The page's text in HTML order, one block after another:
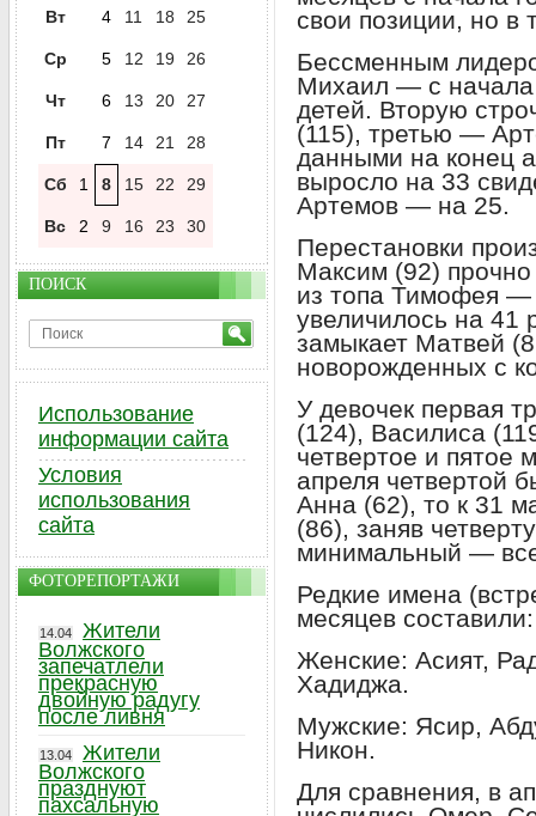
свои позиции, но в
Бессменным
Михаил — с начала
детей. Вторую
(115), третью —
данными на конец
выросло на 33
Артемов — на 25.
Перестановки
Максим (92)
из топа Тимофея —
увеличилось на 41
замыкает Матвей
новорожденных с
У девочек первая
(124), Василиса
четвертое и пятое
апреля четвертой
Анна (62), то к 31
(86), заняв
минимальный —
Редкие имена
месяцев составили:
Женские: Асият,
Хадиджа.
Мужские: Ясир,
Никон.
Для сравнения, в
Вт 4 11 18 25
Ср 5 12 19 26
Чт 6 13 20 27
Пт 7 14 21 28
Сб 1 8 15 22 29
Вс 2 9 16 23 30
ПОИСК
Использование
информации сайта
Условия
использования
сайта
ФОТОРЕПОРТАЖИ
14.04
Жители
Волжского
запечатлели
прекрасную
двойную радугу
после ливня
13.04
Жители
Волжского
празднуют
пахсальную